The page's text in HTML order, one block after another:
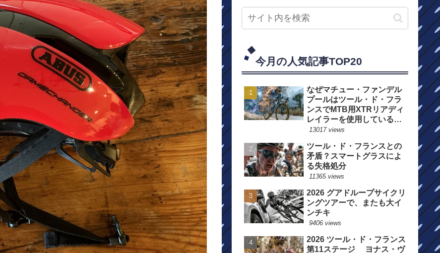
今月の人気記事TOP20
なぜマチュー・ファンデル
プールはツール・ド・フラ
ンスでMTB用XTRリアディ
レイラーを使用しているの
か？
13017 views
ツール・ド・フランスとの
矛盾？スマートグラスによ
る失格処分
11365 views
2026 グアドループサイクリ
ングツアーで、またも大イ
ンチキ
9406 views
2026 ツール・ド・フランス
第11ステージ ヨナス・ヴ